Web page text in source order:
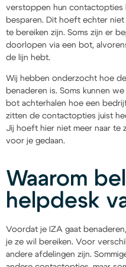
verstoppen hun contactopties
besparen. Dit hoeft echter
te bereiken zijn. Soms zijn er
doorlopen via een bot,
de lijn hebt.
Wij hebben onderzocht hoe
benaderen is. Soms kunnen
bot achterhalen hoe een
zitten de contactopties juist
Jij hoeft hier niet meer naar te
voor je gedaan.
Waarom
helpdesk
Voordat je IZA gaat
je ze wil bereiken. Voor
andere afdelingen zijn.